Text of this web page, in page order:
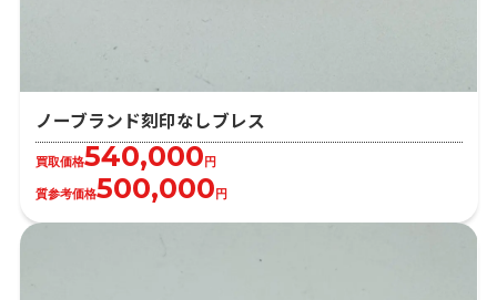
ノーブランド刻印なしブレス
買取価格540,000円
質参考価格500,000円